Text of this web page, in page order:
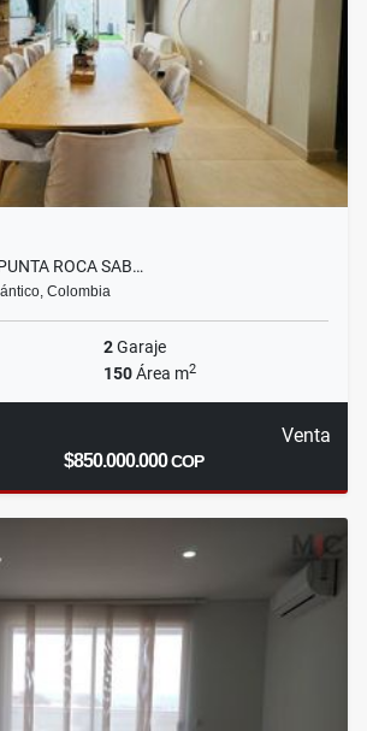
ROCA SAB…
Colombia
2Garaje
150Área m2
Venta
$850.000.000COP